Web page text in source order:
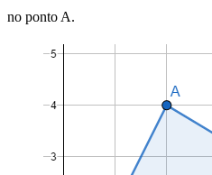
no ponto A.